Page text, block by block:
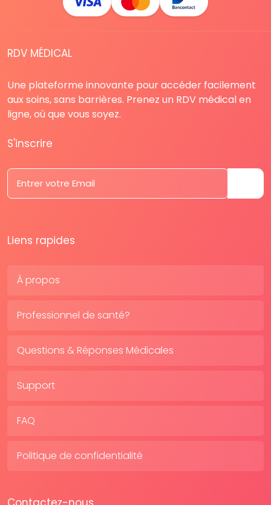
RDV MÉDICAL
Une plateforme innovante pour accéder facilement
aux soins, sans barrières. Prenez un RDV médical en
ligne, où que vous soyez.
S'inscrire
Liens rapides
À propos
Professionnel de santé?
Questions & Réponses Médicales
Support
FAQ
Politique de confidentialité